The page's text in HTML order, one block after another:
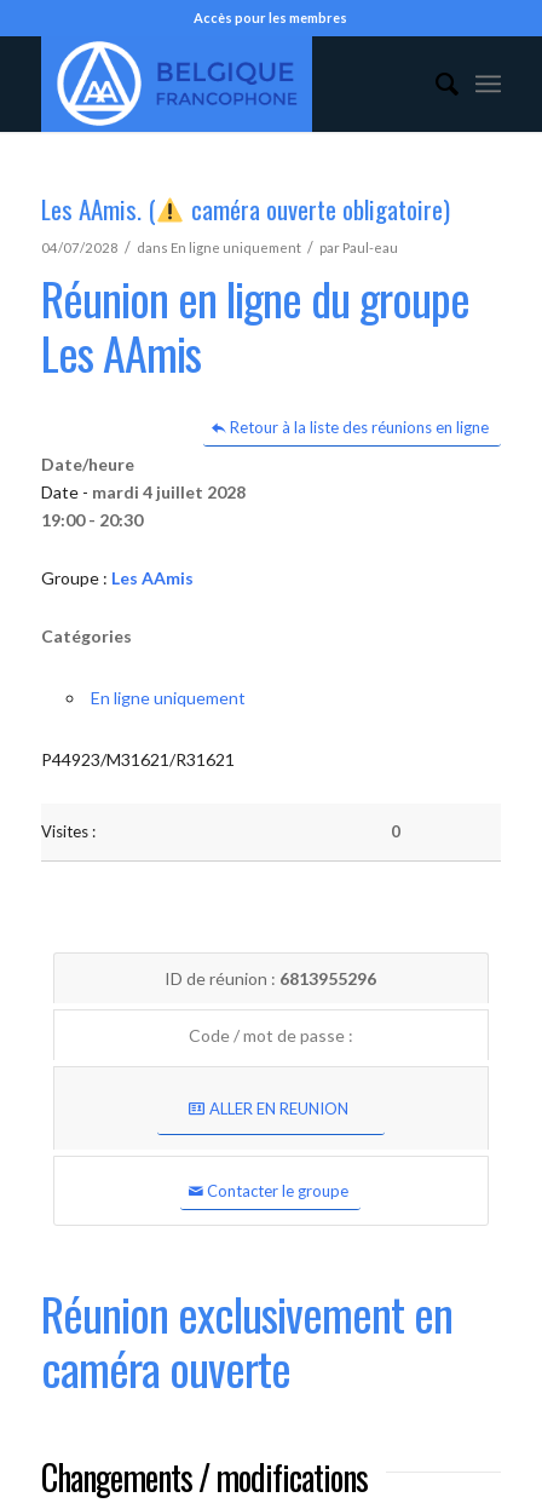
Accès pour les membres
Les AAmis. ( caméra ouverte obligatoire)
04/07/2028 / dans En ligne uniquement / par Paul-eau
Réunion en ligne du groupe
Les AAmis
Retour à la liste des réunions en ligne
Date/heure
Date - mardi 4 juillet 2028
19:00 - 20:30
Groupe : Les AAmis
Catégories
En ligne uniquement
P44923/M31621/R31621
Visites : 0
ID de réunion : 6813955296
Code / mot de passe :
ALLER EN REUNION
Contacter le groupe
Réunion exclusivement en
caméra ouverte
Changements / modifications